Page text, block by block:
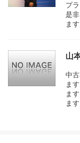
プ
是
ます
山
中
ま
ま
ま